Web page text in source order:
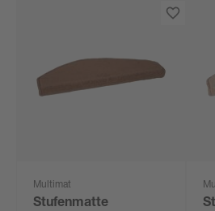
Multimat
Stufenmatte